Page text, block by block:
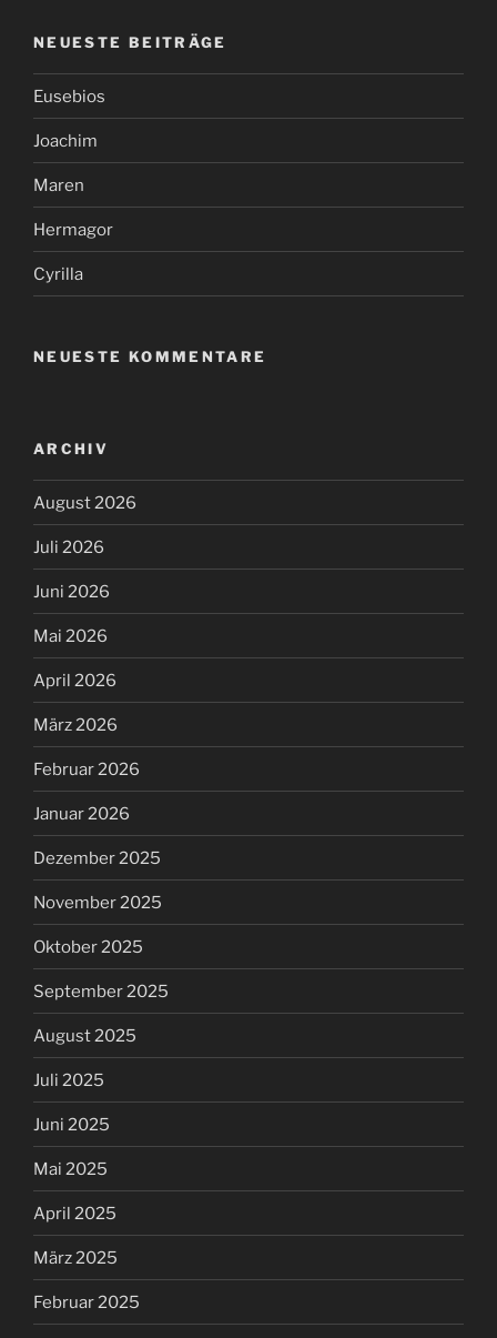
NEUESTE BEITRÄGE
Eusebios
Joachim
Maren
Hermagor
Cyrilla
NEUESTE KOMMENTARE
ARCHIV
August 2026
Juli 2026
Juni 2026
Mai 2026
April 2026
März 2026
Februar 2026
Januar 2026
Dezember 2025
November 2025
Oktober 2025
September 2025
August 2025
Juli 2025
Juni 2025
Mai 2025
April 2025
März 2025
Februar 2025